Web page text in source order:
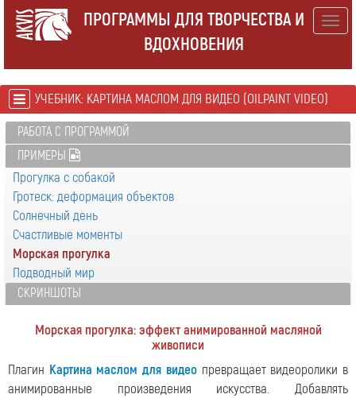
ПРОГРАММЫ ДЛЯ ТВОРЧЕСТВА И
ВДОХНОВЕНИЯ
УЧЕБНИК: КАРТИНА МАСЛОМ ДЛЯ ВИДЕО (OILPAINT VIDEO)
РАБОТА С ПРОГРАММОЙ
ПРИМЕРЫ
Прогулка с собакой
Гротеск: деформация объектов
Солнечный день
Счастливые моменты
Морская прогулка
Подводный мир
СКРИНШОТЫ
Морская прогулка: эффект анимированной масляной
живописи
Плагин Картина маслом для видеопревращает видеоролики в
анимированные произведения искусства. Добавлять